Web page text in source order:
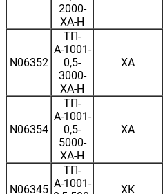
2000-
ХА-Н
N06352
ТП-
А-1001-
0,5-
3000-
ХА-Н
ХА
N06354
ТП-
А-1001-
0,5-
5000-
ХА-Н
ХА
N06345
ТП-
А-1001-
ХК